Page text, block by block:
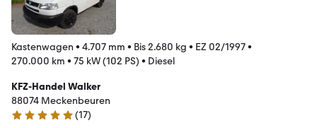
Kastenwagen • 4.707 mm • Bis 2.680 kg • EZ 02/1997•
270.000 km • 75 kW (102 PS) • Diesel
KFZ-Handel Walker
88074 Meckenbeuren
5 Sterne
(17)